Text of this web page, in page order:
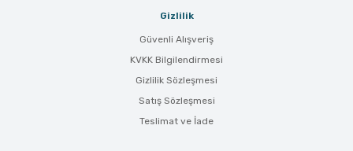
Gizlilik
Güvenli Alışveriş
KVKK Bilgilendirmesi
Gizlilik Sözleşmesi
Satış Sözleşmesi
Teslimat ve İade